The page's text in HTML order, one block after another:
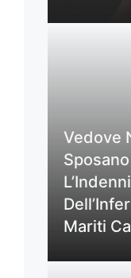
Vedove
Mariti